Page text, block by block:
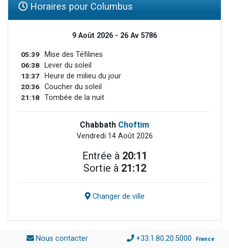
Horaires pour Columbus
9 Août 2026 - 26 Av 5786
05:39 Mise des Téfilines
06:38 Lever du soleil
13:37 Heure de milieu du jour
20:36 Coucher du soleil
21:18 Tombée de la nuit
Chabbath Choftim
Vendredi 14 Août 2026
Entrée à 20:11
Sortie à 21:12
Changer de ville
Nous contacter +33.1.80.20.5000 France